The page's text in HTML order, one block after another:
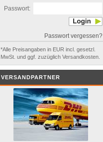
Passwort:
Passwort vergessen?
*Alle Preisangaben in EUR incl. gesetzl.
MwSt. und ggf. zuzüglich Versandkosten.
VERSANDPARTNER